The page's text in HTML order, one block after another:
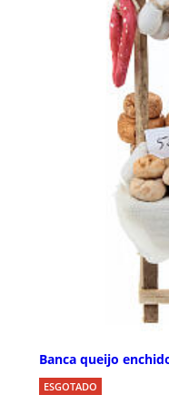
Banca queijo
ESGOTADO